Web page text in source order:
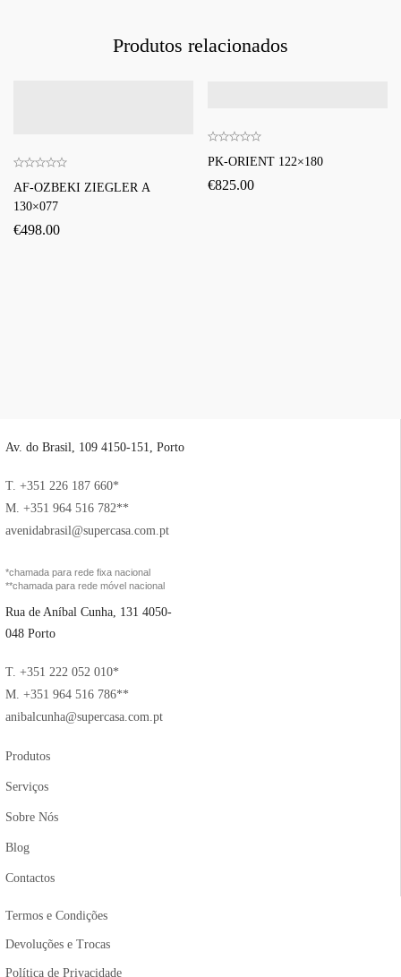
Produtos relacionados
AF-OZBEKI ZIEGLER A
130×077
€498.00
PK-ORIENT 122×180
€825.00
Av. do Brasil, 109 4150-151, Porto
T. +351 226 187 660*
M. +351 964 516 782**
avenidabrasil@supercasa.com.pt
*chamada para rede fixa nacional
**chamada para rede móvel nacional
Rua de Aníbal Cunha, 131 4050-
048 Porto
T. +351 222 052 010*
M. +351 964 516 786**
anibalcunha@supercasa.com.pt
Produtos
Serviços
Sobre Nós
Blog
Contactos
Termos e Condições
Devoluções e Trocas
Política de Privacidade